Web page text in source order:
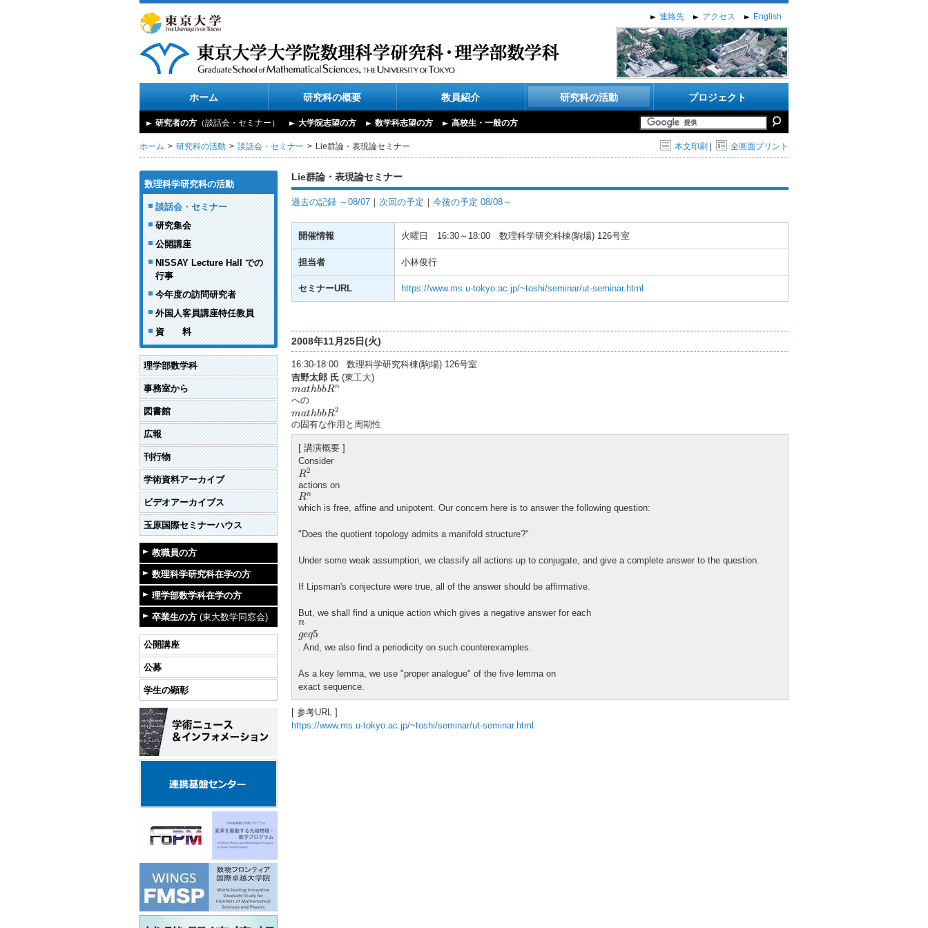
連絡先 アクセス English
ホーム 研究科の概要 教員紹介 研究科の活動 プロジェクト
研究者の方 （談話会・セミナー） 大学院志望の方 数学科志望の方 高校生・一般の方
ホーム 研究科の活動 談話会・セミナー Lie群論・表現論セミナー 本文印刷 全画面プリント
数理科学研究科の活動
談話会・セミナー
研究集会
公開講座
NISSAY Lecture Hall での
行事
今年度の訪問研究者
外国人客員講座特任教員
資 料
理学部数学科
事務室から
図書館
広報
刊行物
学術資料アーカイブ
ビデオアーカイブス
玉原国際セミナーハウス
教職員の方
数理科学研究科在学の方
理学部数学科在学の方
卒業生の方 (東大数学同窓会)
公開講座
公募
学生の顕彰
Lie群論・表現論セミナー
過去の記録 ～08/07 ｜ 次回の予定 ｜ 今後の予定 08/08～
開催情報 火曜日 16:30～18:00 数理科学研究科棟(駒場) 126号室
担当者 小林俊行
セミナーURL https://www.ms.u-tokyo.ac.jp/~toshi/seminar/ut-seminar.html
2008年11月25日(火)
16:30-18:00 数理科学研究科棟(駒場) 126号室
吉野太郎 氏 (東工大)
mathbbRn
mathbbRn
への
mathbbR2
math b b R2
の固有な作用と周期性
[ 講演概要 ]
Consider
R2
R2
actions on
Rn
Rn
which is free, affine and unipotent. Our concern here is to answer the following question:
"Does the quotient topology admits a manifold structure?"
Under some weak assumption, we classify all actions up to conjugate, and give a complete answer to the question.
If Lipsman's conjecture were true, all of the answer should be affirmative.
But, we shall find a unique action which gives a negative answer for each
n
geq5
nge q5
. And, we also find a periodicity on such counterexamples.
As a key lemma, we use "proper analogue" of the five lemma on
exact sequence.
[ 参考URL ]
https://www.ms.u-tokyo.ac.jp/~toshi/seminar/ut-seminar.html